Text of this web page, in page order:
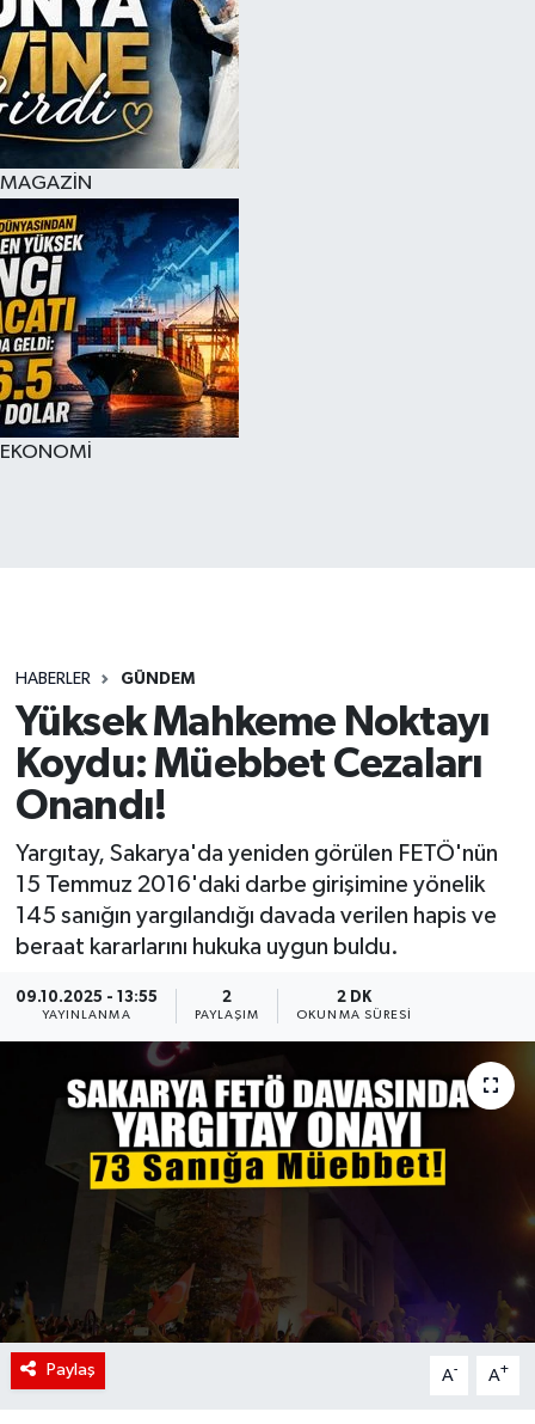
MAGAZİN
EKONOMİ
HABERLER GÜNDEM
Yüksek Mahkeme Noktayı
Koydu: Müebbet Cezaları
Onandı!
Yargıtay, Sakarya'da yeniden görülen FETÖ'nün
15 Temmuz 2016'daki darbe girişimine yönelik
145 sanığın yargılandığı davada verilen hapis ve
beraat kararlarını hukuka uygun buldu.
09.10.2025 - 13:55
YAYINLANMA
2
PAYLAŞIM
2 DK
OKUNMA SÜRESI
Paylaş A- A+